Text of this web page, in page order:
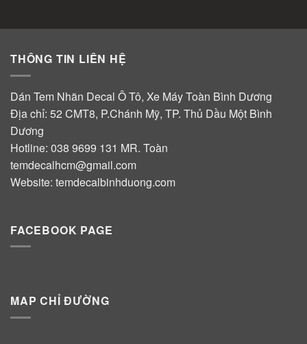
THÔNG TIN LIÊN HỆ
Dán Tem Nhãn Decal Ô Tô, Xe Máy Toàn Bình Dương
Địa chỉ: 52 CMT8, P.Chánh Mỹ, TP. Thủ Dầu Một Bình
Dương
Hotline: 038 9699 131 MR. Toàn
temdecalhcm@gmail.com
Website: temdecalbinhduong.com
FACEBOOK PAGE
MAP CHỈ ĐƯỜNG